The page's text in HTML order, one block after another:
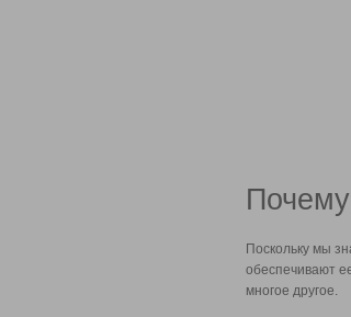
Поскольку мы
обеспечивают
многое другое.